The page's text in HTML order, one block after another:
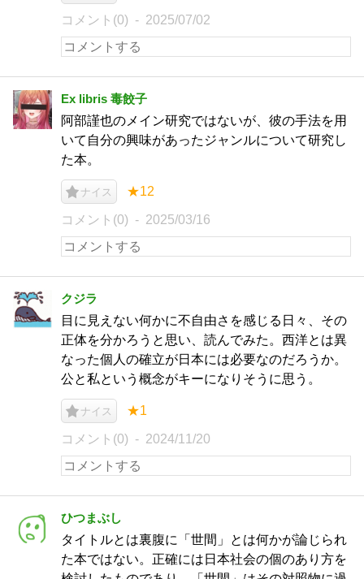
コメント(0) 2025/07/02
Ex libris 毒餃子
阿部謹也のメイン研究ではないが、彼の手法を用
いて自分の興味があったジャンルについて研究し
た本。
ナイス ★12
コメント(0) 2025/03/16
クジラ
目に見えない何かに不自由さを感じる日々、その
正体を分かろうと思い、読んでみた。西洋とは異
なった個人の確立が日本には必要なのだろうか。
公と私という概念がキーになりそうに思う。
ナイス ★1
コメント(0) 2024/11/20
ひつまぶし
タイトルとは裏腹に「世間」とは何かが論じられ
た本ではない。正確には日本社会の個のあり方を